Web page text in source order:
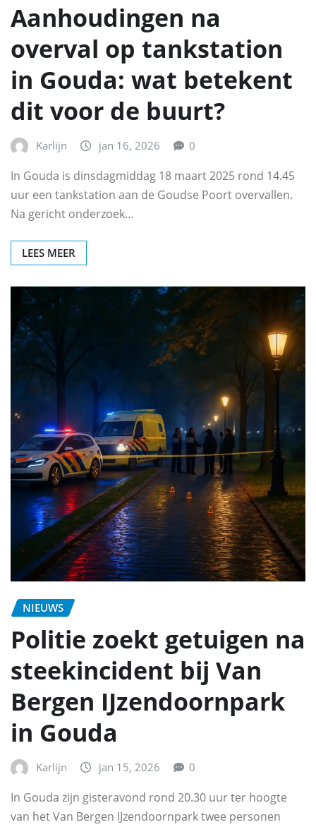
Aanhoudingen na
overval op tankstation
in Gouda: wat betekent
dit voor de buurt?
Karlijn jan 16, 2026 0
In Gouda is dinsdagmiddag 18 maart 2025 rond 14.45
uur een tankstation aan de Goudse Poort overvallen.
Na gericht onderzoek…
LEES MEER
NIEUWS
Politie zoekt getuigen na
steekincident bij Van
Bergen IJzendoornpark
in Gouda
Karlijn jan 15, 2026 0
In Gouda zijn gisteravond rond 20.30 uur ter hoogte
van het Van Bergen IJzendoornpark twee personen